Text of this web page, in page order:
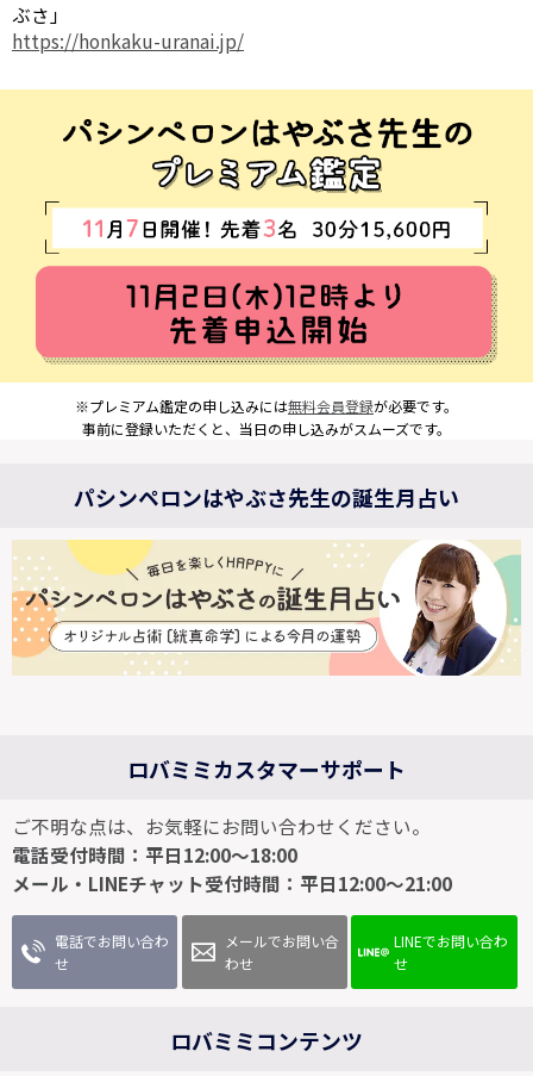
ぶさ」
https://honkaku-uranai.jp/
※プレミアム鑑定の申し込みには無料会員登録が必要です。
事前に登録いただくと、当日の申し込みがスムーズです。
パシンペロンはやぶさ先生の誕生月占い
ロバミミカスタマーサポート
ご不明な点は、お気軽にお問い合わせください。
電話受付時間：平日12:00～18:00
メール・LINEチャット受付時間：平日12:00～21:00
電話でお問い合わ
せ
メールでお問い合
わせ
LINEでお問い合わ
せ
ロバミミコンテンツ